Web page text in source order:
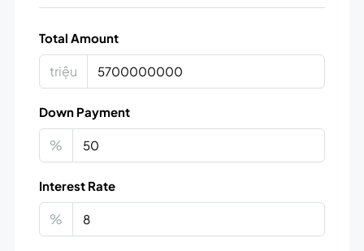
Total Amount
triệu
Down Payment
%
Interest Rate
%